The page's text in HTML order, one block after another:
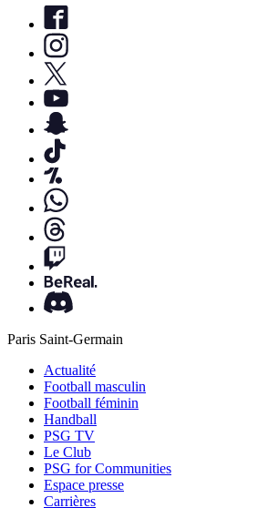
Paris Saint-Germain
Actualité
Football masculin
Football féminin
Handball
PSG TV
Le Club
PSG for Communities
Espace presse
Carrières